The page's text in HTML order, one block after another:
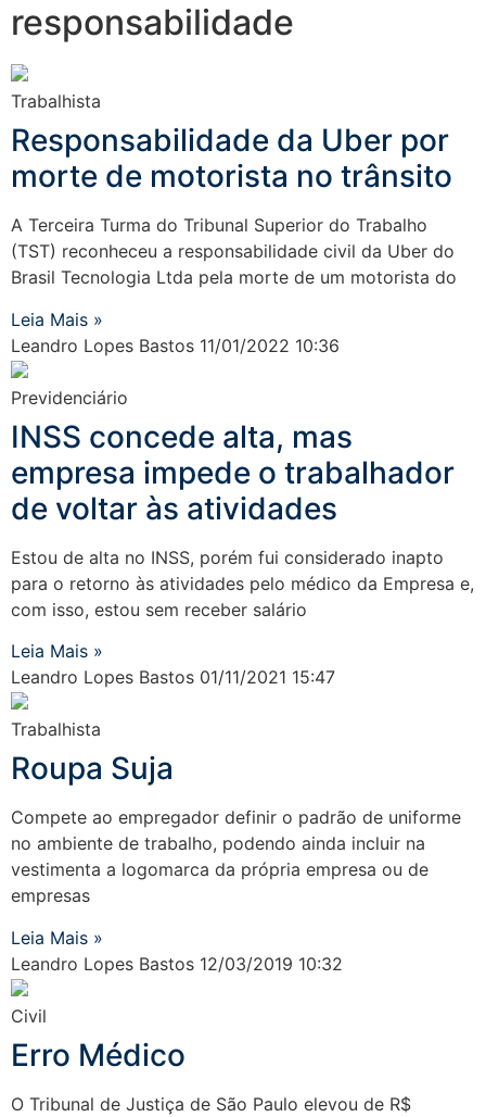
responsabilidade
Trabalhista
Responsabilidade da Uber por
morte de motorista no trânsito
A Terceira Turma do Tribunal Superior do Trabalho
(TST) reconheceu a responsabilidade civil da Uber do
Brasil Tecnologia Ltda pela morte de um motorista do
Leia Mais »
Leandro Lopes Bastos 11/01/2022 10:36
Previdenciário
INSS concede alta, mas
empresa impede o trabalhador
de voltar às atividades
Estou de alta no INSS, porém fui considerado inapto
para o retorno às atividades pelo médico da Empresa e,
com isso, estou sem receber salário
Leia Mais »
Leandro Lopes Bastos 01/11/2021 15:47
Trabalhista
Roupa Suja
Compete ao empregador definir o padrão de uniforme
no ambiente de trabalho, podendo ainda incluir na
vestimenta a logomarca da própria empresa ou de
empresas
Leia Mais »
Leandro Lopes Bastos 12/03/2019 10:32
Civil
Erro Médico
O Tribunal de Justiça de São Paulo elevou de R$